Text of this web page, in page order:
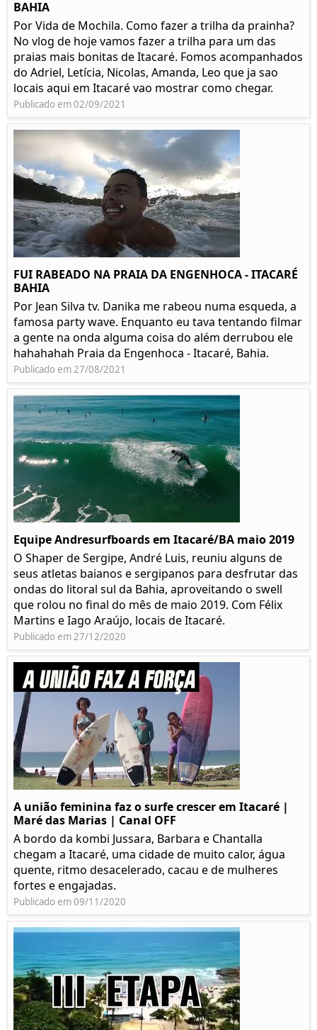
BAHIA
Por Vida de Mochila. Como fazer a trilha da prainha?
No vlog de hoje vamos fazer a trilha para um das
praias mais bonitas de Itacaré. Fomos acompanhados
do Adriel, Letícia, Nicolas, Amanda, Leo que ja sao
locais aqui em Itacaré vao mostrar como chegar.
Publicado em 02/09/2021
FUI RABEADO NA PRAIA DA ENGENHOCA - ITACARÉ
BAHIA
Por Jean Silva tv. Danika me rabeou numa esqueda, a
famosa party wave. Enquanto eu tava tentando filmar
a gente na onda alguma coisa do além derrubou ele
hahahahah Praia da Engenhoca - Itacaré, Bahia.
Publicado em 27/08/2021
Equipe Andresurfboards em Itacaré/BA maio 2019
O Shaper de Sergipe, André Luis, reuniu alguns de
seus atletas baianos e sergipanos para desfrutar das
ondas do litoral sul da Bahia, aproveitando o swell
que rolou no final do mês de maio 2019. Com Félix
Martins e Iago Araújo, locais de Itacaré.
Publicado em 27/12/2020
A união feminina faz o surfe crescer em Itacaré |
Maré das Marias | Canal OFF
A bordo da kombi Jussara, Barbara e Chantalla
chegam a Itacaré, uma cidade de muito calor, água
quente, ritmo desacelerado, cacau e de mulheres
fortes e engajadas.
Publicado em 09/11/2020